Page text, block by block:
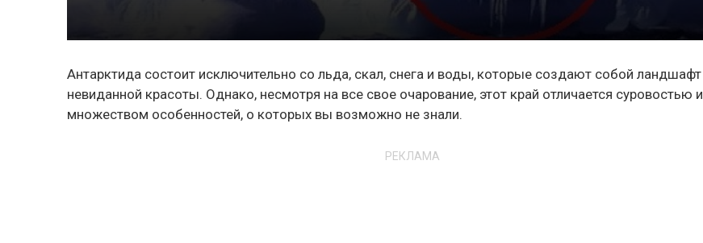
Антарктида состоит исключительно со льда, скал, снега и воды, которые создают собой ландшафт
невиданной красоты. Однако, несмотря на все свое очарование, этот край отличается суровостью и
множеством особенностей, о которых вы возможно не знали.
РЕКЛАМА